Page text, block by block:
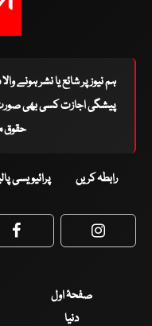
ہم نیوز پر شائع یا نشر ہونے
پیشگی اجازت کسی بھی صورت
حقوق
رابطہ کریں پرائیویسی
Facebook
صفحۂ اول
دنیا